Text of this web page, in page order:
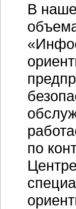
В
по